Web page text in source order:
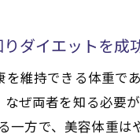
ダイエットを成
維持できる体重で
ぜ両者を知る必要
一方で、美容体重